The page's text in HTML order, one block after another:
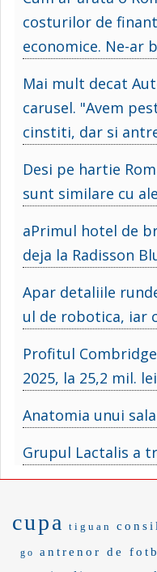
costurilor de
economice. Ne-ar
Mai mult decat
carusel. "Avem
cinstiti, dar si
Desi pe hartie
sunt similare cu
aPrimul hotel de
deja la Radisson
Apar detaliile
ul de robotica, iar
Profitul
2025, la 25,2 mil.
Anatomia unui
Grupul Lactalis a
cupa tiguan
go antrenor de